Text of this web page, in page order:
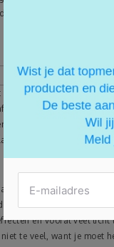
2015!
rijtje. Ook in
de Belgische grens,
het jaarlijkse
met meer dan 600.00
van licht, geluid,
je verschillende
en vooral veel
te veel, want je moet